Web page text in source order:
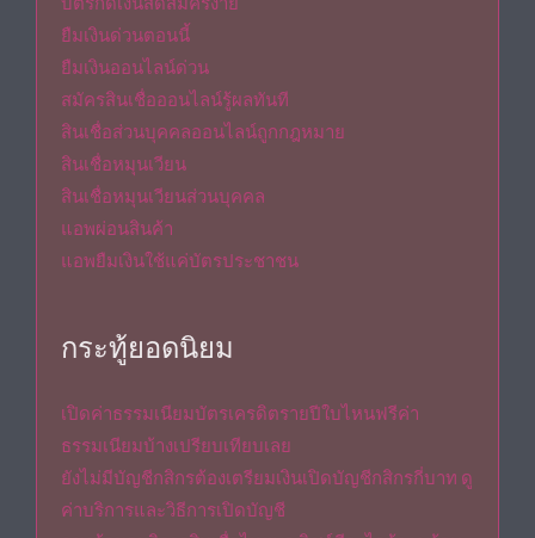
ยืมเงินด่วนตอนนี้
ยืมเงินออนไลน์ด่วน
สมัครสินเชื่อออนไลน์รู้ผลทันที
สินเชื่อส่วนบุคคลออนไลน์ถูกกฎหมาย
สินเชื่อหมุนเวียน
สินเชื่อหมุนเวียนส่วนบุคคล
แอพผ่อนสินค้า
แอพยืมเงินใช้แค่บัตรประชาชน
กระทู้ยอดนิยม
เปิดค่าธรรมเนียมบัตรเครดิตรายปีใบไหนฟรีค่า
ธรรมเนียมบ้างเปรียบเทียบเลย
ยังไม่มีบัญชีกสิกรต้องเตรียมเงินเปิดบัญชีกสิกรกี่บาท ดู
ค่าบริการและวิธีการเปิดบัญชี